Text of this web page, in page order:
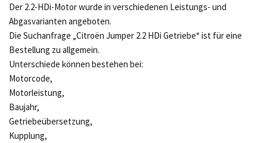
Der 2.2-HDi-Motor wurde in verschiedenen Leistungs- und
Abgasvarianten angeboten.
Die Suchanfrage „Citroën Jumper 2.2 HDi Getriebe“ ist für eine
Bestellung zu allgemein.
Unterschiede können bestehen bei:
Motorcode,
Motorleistung,
Baujahr,
Getriebeübersetzung,
Kupplung,